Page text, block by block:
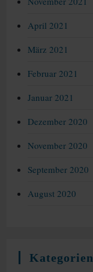
April 2021
März 2021
Februar 2021
Januar 2021
Dezember 2020
November 2020
September 2020
August 2020
Kategorien